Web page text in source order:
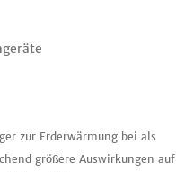
zur Erderwärmung bei als
größere Auswirkungen auf